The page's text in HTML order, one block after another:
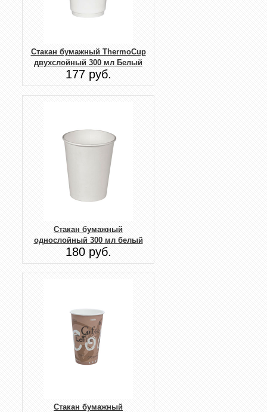
Стакан бумажный ThermoCup
двухслойный 300 мл Белый
177 руб.
Стакан бумажный
однослойный 300 мл белый
180 руб.
Стакан бумажный